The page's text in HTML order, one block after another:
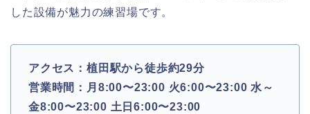
した設備が魅力の練習場です。
アクセス：植田駅から徒歩約29分
営業時間：月8:00〜23:00 火6:00〜23:00 水～
金8:00〜23:00 土日6:00〜23:00